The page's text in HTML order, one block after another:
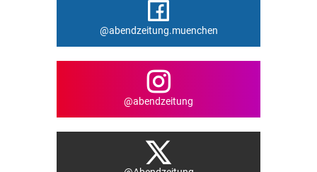
@abendzeitung.muenchen
@abendzeitung